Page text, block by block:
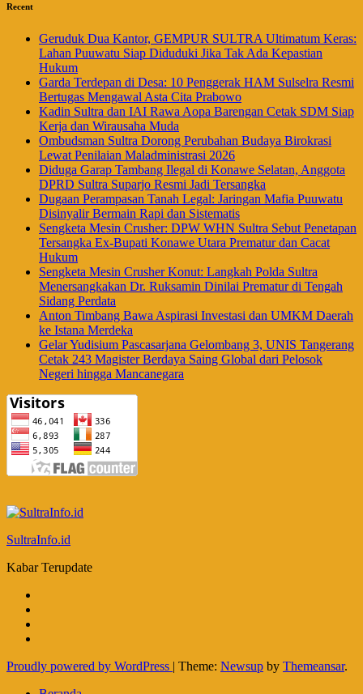
Recent
Geruduk Dua Kantor, GEMPUR SULTRA Ultimatum Keras:
Lahan Puuwatu Siap Diduduki Jika Tak Ada Kepastian
Hukum
Garda Terdepan di Desa: 10 Penggerak HAM Sulselra Resmi
Bertugas Mengawal Asta Cita Prabowo
Kadin Sultra dan IAI Rawa Aopa Barengan Cetak SDM Siap
Kerja dan Wirausaha Muda
Ombudsman Sultra Dorong Perubahan Budaya Birokrasi
Lewat Penilaian Maladministrasi 2026
Diduga Garap Tambang Ilegal di Konawe Selatan, Anggota
DPRD Sultra Suparjo Resmi Jadi Tersangka
Dugaan Perampasan Tanah Legal: Jaringan Mafia Puuwatu
Disinyalir Bermain Rapi dan Sistematis
Sengketa Mesin Crusher: DPW WHN Sultra Sebut Penetapan
Tersangka Ex-Bupati Konawe Utara Prematur dan Cacat
Hukum
Sengketa Mesin Crusher Konut: Langkah Polda Sultra
Menersangkakan Dr. Ruksamin Dinilai Prematur di Tengah
Sidang Perdata
Anton Timbang Bawa Aspirasi Investasi dan UMKM Daerah
ke Istana Merdeka
Gelar Yudisium Pascasarjana Gelombang 3, UNIS Tangerang
Cetak 243 Magister Berdaya Saing Global dari Pelosok
Negeri hingga Mancanegara
SultraInfo.id
Kabar Terupdate
Proudly powered by WordPress | Theme: Newsup by Themeansar.